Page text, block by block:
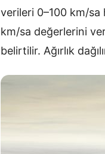
verileri 0–100 km/sa
km/sa değerlerini
belirtilir. Ağırlık